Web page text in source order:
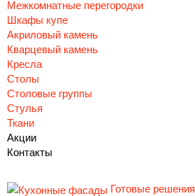
Межкомнатные перегородки
Шкафы купе
Акриловый камень
Кварцевый камень
Кресла
Столы
Столовые группы
Стулья
Ткани
Акции
Контакты
Готовые решения